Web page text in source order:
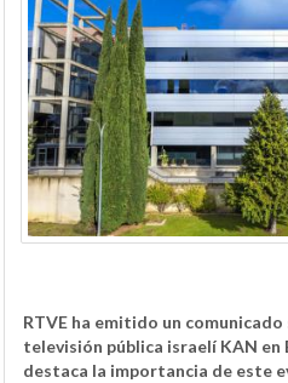
RTVE ha emitido un
televisión pública israelí KAN en
destaca la importancia de este